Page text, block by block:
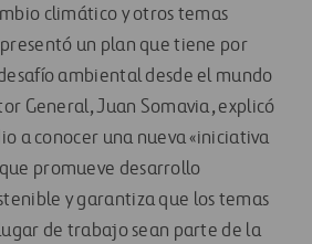
climático y otros temas
un plan que tiene por
ambiental desde el mundo
General, Juan Somavia, explicó
a conocer una nueva «iniciativa
promueve desarrollo
y garantiza que los temas
de trabajo sean parte de la